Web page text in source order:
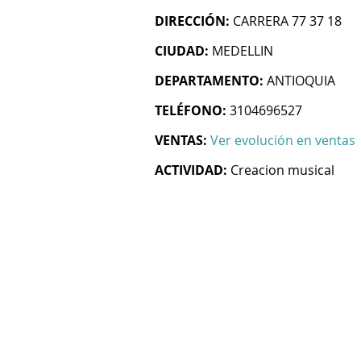
DIRECCIÓN: CARRERA 77 37 18
CIUDAD: MEDELLIN
DEPARTAMENTO: ANTIOQUIA
TELÉFONO: 3104696527
VENTAS: Ver evolución en ventas
ACTIVIDAD: Creacion musical